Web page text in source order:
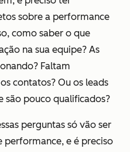
sobre a performance
como saber o que
na sua equipe? As
Faltam
contatos? Ou os leads
são pouco qualificados?
perguntas só vão ser
performance, e é preciso